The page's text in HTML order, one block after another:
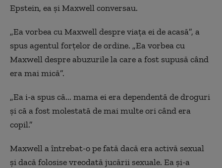
Epstein, ea și Maxwell conversau.
„Ea vorbea cu Maxwell despre viața ei de acasă”, a
spus agentul forțelor de ordine. „Ea vorbea cu
Maxwell despre abuzurile la care a fost supusă când
era mai mică”.
„Ea i-a spus că... mama ei era dependentă de droguri
și că a fost molestată de mai multe ori când era
copil.”
Maxwell a întrebat-o pe fată dacă era activă sexual
și dacă folosise vreodată jucării sexuale. Ea și-a